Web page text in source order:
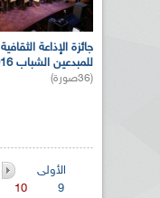
جائزة الإذاعة الثقافية
للمبدعين الشباب 2016
(36صورة)
« الأولى
9
10